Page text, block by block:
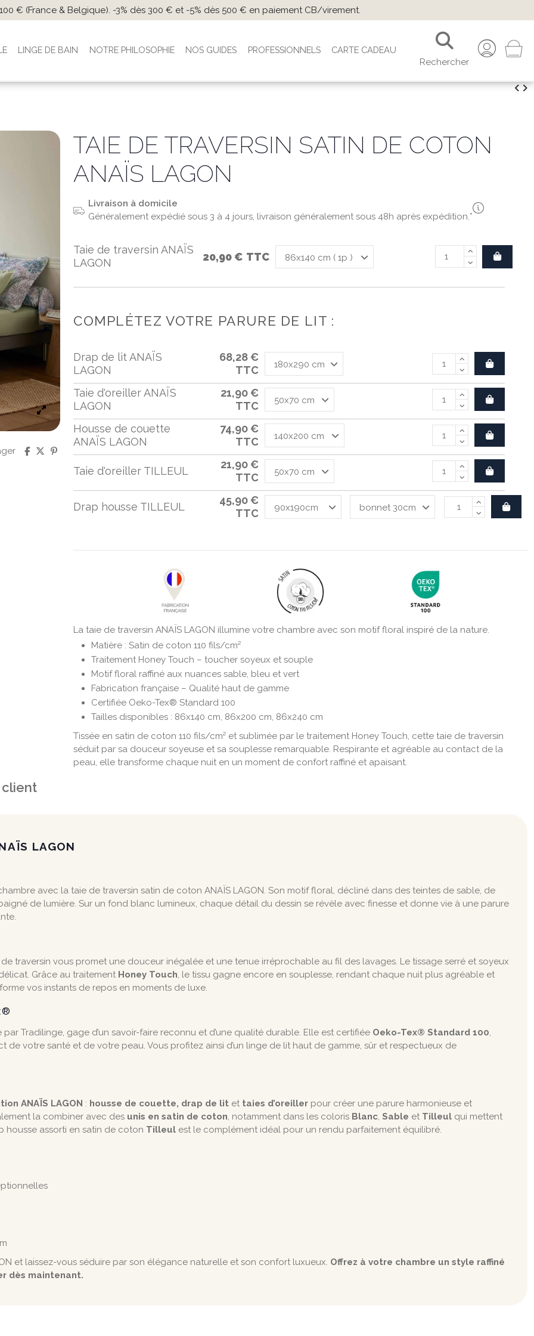
€ (France & Belgique). -3% dès 300 € et -5% dès 500 € en paiement CB/virement.
LINGE DE BAIN NOTRE PHILOSOPHIE NOS GUIDES PROFESSIONNELS CARTE CADEAU
Rechercher
TAIE DE TRAVERSIN SATIN DE COTON
ANAÏS LAGON
Livraison à domicile
Généralement expédié sous 3 à 4 jours, livraison généralement sous 48h après expédition.*
Taie de traversin ANAÏS
LAGON
20,90 € TTC
COMPLÉTEZ VOTRE PARURE DE LIT :
Drap de lit ANAÏS
LAGON
68,28 €
TTC
Taie d'oreiller ANAÏS
LAGON
21,90 €
TTC
Housse de couette
ANAÏS LAGON
74,90 €
TTC
Taie d'oreiller TILLEUL
21,90 €
TTC
Drap housse TILLEUL
45,90 €
TTC
La taie de traversin ANAÏS LAGON illumine votre chambre avec son motif floral inspiré de la nature.
Matière : Satin de coton 110 fils/cm²
Traitement Honey Touch – toucher soyeux et souple
Motif floral raffiné aux nuances sable, bleu et vert
Fabrication française – Qualité haut de gamme
Certifiée Oeko-Tex® Standard 100
Tailles disponibles : 86x140 cm, 86x200 cm, 86x240 cm
Tissée en satin de coton 110 fils/cm² et sublimée par le traitement Honey Touch, cette taie de traversin
séduit par sa douceur soyeuse et sa souplesse remarquable. Respirante et agréable au contact de la
peau, elle transforme chaque nuit en un moment de confort raffiné et apaisant.
client
LAGON
avec la taie de traversin satin de coton ANAÏS LAGON. Son motif floral, décliné dans des teintes de sable, de
de lumière. Sur un fond blanc lumineux, chaque détail du dessin se révèle avec finesse et donne vie à une parure
traversin vous promet une douceur inégalée et une tenue irréprochable au fil des lavages. Le tissage serré et soyeux
Grâce au traitement Honey Touch, le tissu gagne encore en souplesse, rendant chaque nuit plus agréable et
vos instants de repos en moments de luxe.
Tradilinge, gage d’un savoir-faire reconnu et d’une qualité durable. Elle est certifiée Oeko-Tex® Standard 100,
de votre santé et de votre peau. Vous profitez ainsi d’un linge de lit haut de gamme, sûr et respectueux de
ANAÏS LAGON : housse de couette, drap de lit et taies d’oreiller pour créer une parure harmonieuse et
la combiner avec des unis en satin de coton, notamment dans les coloris Blanc,Sable et Tilleul qui mettent
housse assorti en satin de coton Tilleul est le complément idéal pour un rendu parfaitement équilibré.
et laissez-vous séduire par son élégance naturelle et son confort luxueux. Offrez à votre chambre un style raffiné
dès maintenant.